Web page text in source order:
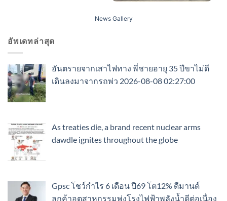
News Gallery
อัพเดทล่าสุด
อันตรายจากเสาไฟทาง พี่ชายอายุ 35 ปีขาไม่ดี
เดินลงมาจากรถพ่ว 2026-08-08 02:27:00
As treaties die, a brand recent nuclear arms
dawdle ignites throughout the globe
Gpsc โชว์กำไร 6 เดือน ปี69 โต12% ดีมานด์
ลูกค้าอุตสาหกรรมพุ่งโรงไฟฟ้าพลังน้ำดีต่อเนื่อง